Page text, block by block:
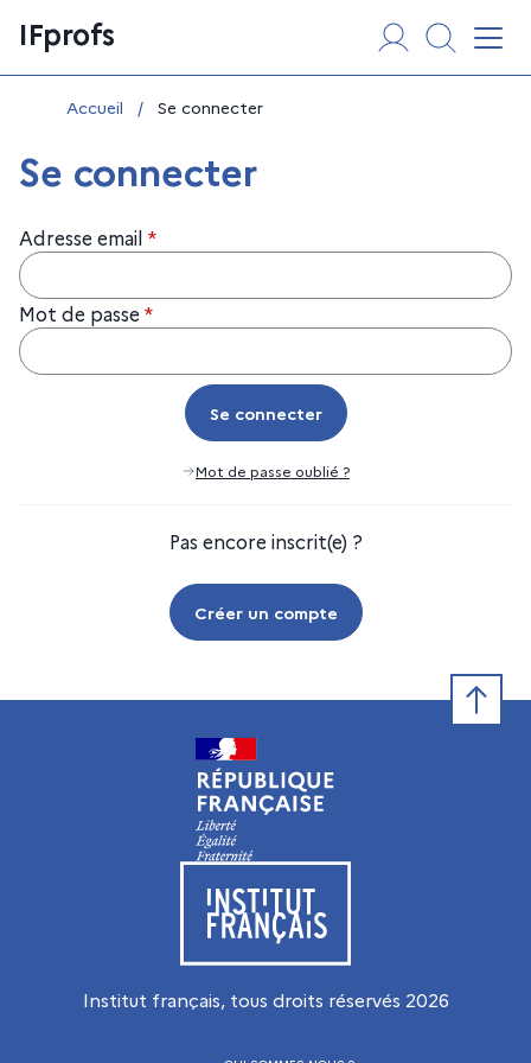
au
contenu
IFprofs
Vous êtes ici :
Accueil / Se connecter
Se connecter
Adresse email *
Mot de passe *
Se connecter
Se connecter
Mot de passe oublié ?
Pas encore inscrit(e) ?
Créer un compte
Visiter le site de l’Institut français
Institut français, tous droits réservés 2026